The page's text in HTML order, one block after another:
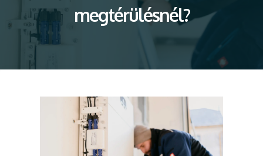
megtérülésnél?